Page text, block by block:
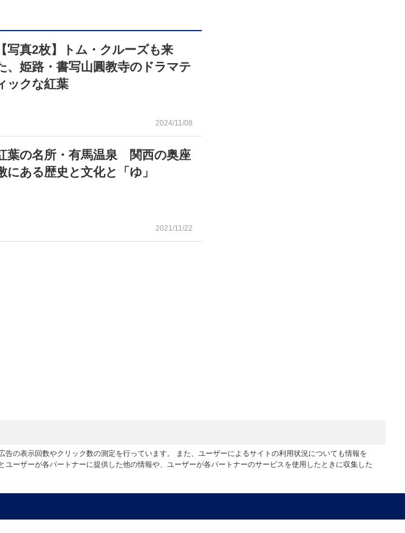
【写真2枚】トム・クルーズも来
、姫路・書写山圓教寺のドラマテ
ックな紅葉
2024/11/08
葉の名所・有馬温泉 関西の奥座
にある歴史と文化と「ゆ」
2021/11/22
の表示回数やクリック数の測定を行っています。 また、ユーザーによるサイトの利用状況についても情報を
ーザーが各パートナーに提供した他の情報や、ユーザーが各パートナーのサービスを使用したときに収集した